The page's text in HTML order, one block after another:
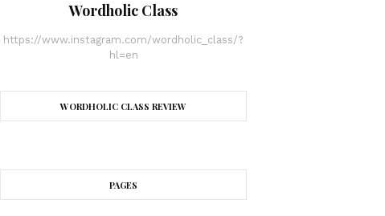
Wordholic Class
https://www.instagram.com/wordholic_class/?
hl=en
WORDHOLIC CLASS REVIEW
PAGES